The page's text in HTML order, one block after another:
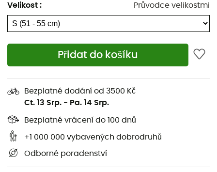
Velikost : Průvodce velikostmi
Přidat do košíku
Bezplatné dodání od 3500 Kč
Ct. 13 Srp. - Pa. 14 Srp.
Bezplatné vrácení do 100 dnů
+1 000 000 vybavených dobrodruhů
Odborné poradenství
Otočné kolečko Vaporfit™ umožňuje optimalizovat
přizpůsobení nan na 270°
Odnímatelné ušní polštářky kompatibilní se
zvukovými systémy
Vlastnosti
Systém řízení proudění vzduchu umožňuje jednou
rukou nastavit ventilační otvory
Antimikrobiální vložka Ionic+® reaguje na pot a
omezuje vznik nepříjemných pachů
10 ventilačních otvorů